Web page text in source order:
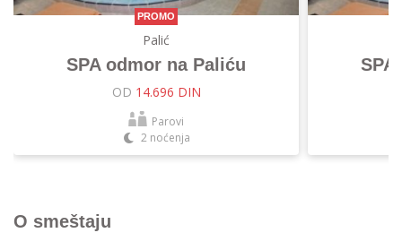
O smeštaju
PROMO
Palić
SPA odmor na Paliću
OD 14.696 DIN
Parovi
2 noćenja